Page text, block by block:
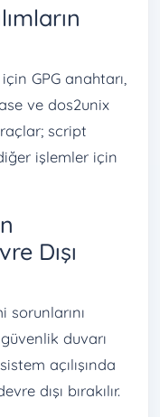
GPG anahtarı,
ve dos2unix
script
işlemler için
Dışı
sorunlarını
duvarı
açılışında
dışı bırakılır.